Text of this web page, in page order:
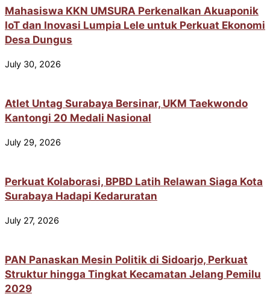
Mahasiswa KKN UMSURA Perkenalkan Akuaponik
IoT dan Inovasi Lumpia Lele untuk Perkuat Ekonomi
Desa Dungus
July 30, 2026
Atlet Untag Surabaya Bersinar, UKM Taekwondo
Kantongi 20 Medali Nasional
July 29, 2026
Perkuat Kolaborasi, BPBD Latih Relawan Siaga Kota
Surabaya Hadapi Kedaruratan
July 27, 2026
PAN Panaskan Mesin Politik di Sidoarjo, Perkuat
Struktur hingga Tingkat Kecamatan Jelang Pemilu
2029